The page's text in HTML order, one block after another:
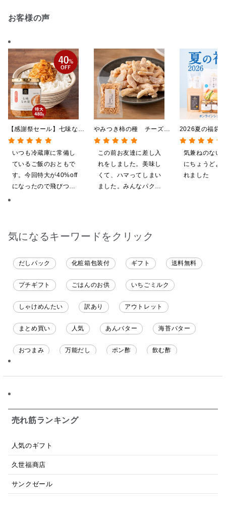
お客様の声
やみつき柿の種 チーズと
黒胡椒 85g
この前お友達に差し入
れをしました。美味し
くて、ハマってしまい
ました。みんなパクパ
【感謝祭セール】七味なめ
茸 480g（特大）（八幡
屋礒五郎の七味唐辛子入
り）
いつも冷蔵庫に常備し
ているご飯のおともで
す。今回特大が40%off
になったので飛びつき
だくのが楽しみです
2026夏の福袋
料】【オンライ
【ポイントキ
施中】【のし
グ・化粧箱詰
気兼ねのない
にちょうどよ
れました
気になるキーワードをクリック
だしパック 化粧箱包装付 ギフト 送料無料
プチギフト ごはんのお供 いちごミルク
しゃけめんたい 訳あり アウトレット
まとめ買い 人気 あんバター 海苔バター
おつまみ 万能だし ポン酢 飲む酢
パスタソース 醤油
日本ワイン
売れ筋ランキング
人気のギフト
久世福商店
サンクゼール